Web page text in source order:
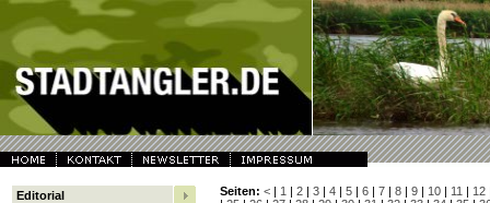
Editorial
Seiten: < | 1 | 2 | 3 | 4 | 5 | 6 | 7 | 8 | 9 | 10 | 11 | 12